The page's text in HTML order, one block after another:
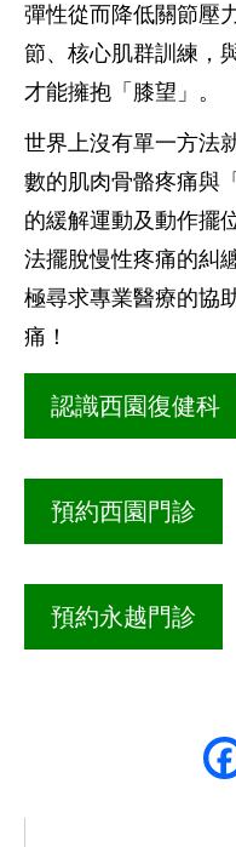
彈性從而降低關節壓
節、核心肌群訓練，
才能擁抱「膝望」。
世界上沒有單一方法
數的肌肉骨骼疼痛與
的緩解運動及動作擺
法擺脫慢性疼痛的糾
極尋求專業醫療的協
痛！
認識西園復健科
預約西園門診
預約永越門診